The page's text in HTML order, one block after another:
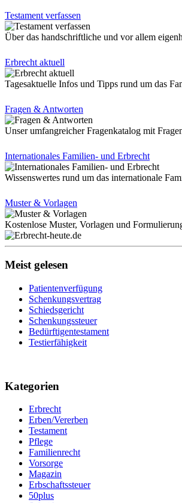
Testament verfassen
Über das handschriftliche und vor allem
Erbrecht aktuell
Tagesaktuelle Infos und Tipps rund um das
Fragen & Antworten
Unser umfangreicher Fragenkatalog mit
Internationales Familien- und Erbrecht
Wissenswertes rund um das internationale
Muster & Vorlagen
Kostenlose Muster, Vorlagen und
Meist gelesen
Patientenverfügung
Schenkungsvertrag
Schiedsgericht
Schenkungssteuer
Bedürftigentestament
Testierfähigkeit
Kategorien
Erbrecht
Erben/Vererben
Testament
Pflege
Familienrecht
Vorsorge
Magazin
Erbschaftssteuer
50plus